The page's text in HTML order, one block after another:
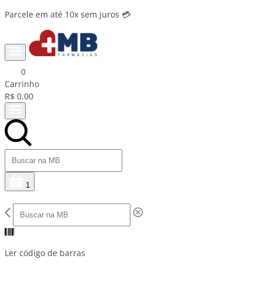
Parcele em até 10x sem juros 💳
0
Carrinho
R$ 0,00
1
Ler código de barras